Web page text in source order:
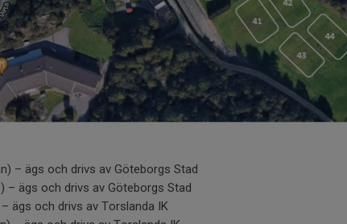
– ägs och drivs av Göteborgs Stad
– ägs och drivs av Göteborgs Stad
ägs och drivs av Torslanda IK